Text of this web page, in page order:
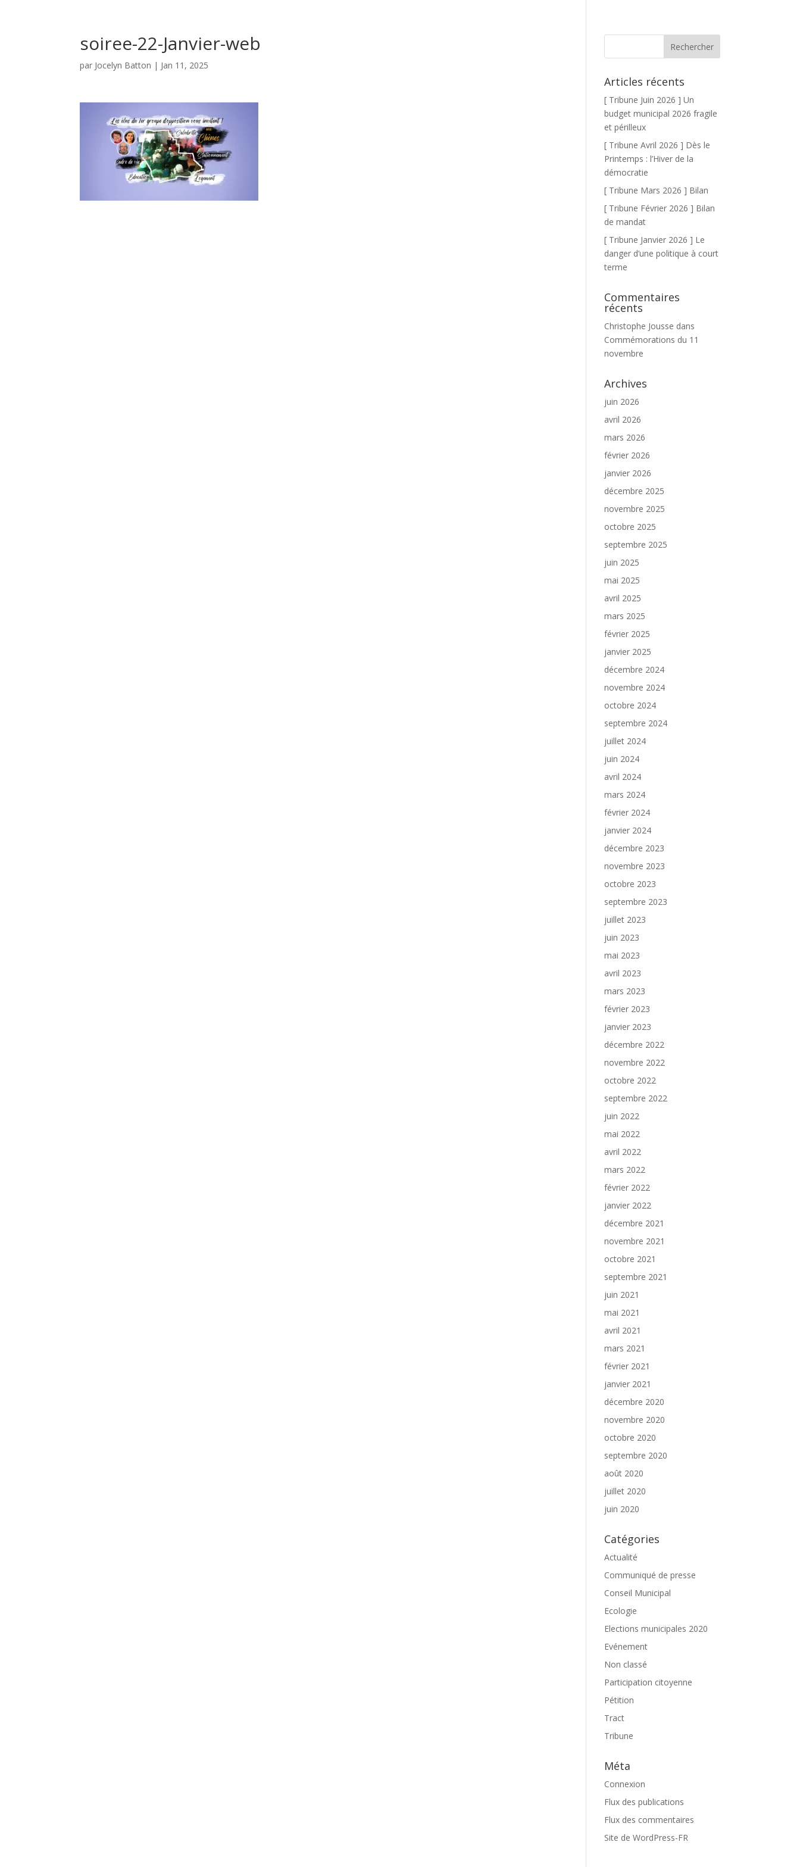
soiree-22-Janvier-web
par Jocelyn Batton | Jan 11, 2025
Articles récents
[ Tribune Juin 2026 ] Un
budget municipal 2026 fragile
et périlleux
[ Tribune Avril 2026 ] Dès le
Printemps : l’Hiver de la
démocratie
[ Tribune Mars 2026 ] Bilan
[ Tribune Février 2026 ] Bilan
de mandat
[ Tribune Janvier 2026 ] Le
danger d’une politique à court
terme
Commentaires
récents
Christophe Jousse dans
Commémorations du 11
novembre
Archives
juin 2026
avril 2026
mars 2026
février 2026
janvier 2026
décembre 2025
novembre 2025
octobre 2025
septembre 2025
juin 2025
mai 2025
avril 2025
mars 2025
février 2025
janvier 2025
décembre 2024
novembre 2024
octobre 2024
septembre 2024
juillet 2024
juin 2024
avril 2024
mars 2024
février 2024
janvier 2024
décembre 2023
novembre 2023
octobre 2023
septembre 2023
juillet 2023
juin 2023
mai 2023
avril 2023
mars 2023
février 2023
janvier 2023
décembre 2022
novembre 2022
octobre 2022
septembre 2022
juin 2022
mai 2022
avril 2022
mars 2022
février 2022
janvier 2022
décembre 2021
novembre 2021
octobre 2021
septembre 2021
juin 2021
mai 2021
avril 2021
mars 2021
février 2021
janvier 2021
décembre 2020
novembre 2020
octobre 2020
septembre 2020
août 2020
juillet 2020
juin 2020
Catégories
Actualité
Communiqué de presse
Conseil Municipal
Ecologie
Elections municipales 2020
Evénement
Non classé
Participation citoyenne
Pétition
Tract
Tribune
Méta
Connexion
Flux des publications
Flux des commentaires
Site de WordPress-FR